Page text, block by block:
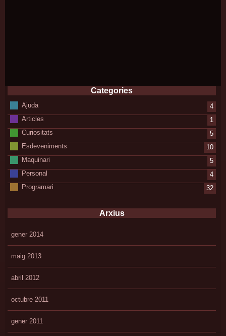
Categories
Ajuda
4
Articles
1
Curiositats
5
Esdeveniments
10
Maquinari
5
Personal
4
Programari
32
Arxius
gener 2014
maig 2013
abril 2012
octubre 2011
gener 2011